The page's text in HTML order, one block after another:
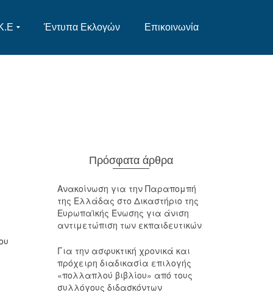
Έντυπα Εκλογών Επικοινωνία
Πρόσφατα άρθρα
Ανακοίνωση για την Παραπομπή
της Ελλάδας στο Δικαστήριο της
Ευρωπαϊκής Ένωσης για άνιση
αντιμετώπιση των εκπαιδευτικών
Για την ασφυκτική χρονικά και
πρόχειρη διαδικασία επιλογής
«πολλαπλού βιβλίου» από τους
συλλόγους διδασκόντων